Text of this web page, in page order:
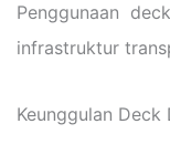
Penggunaan
infrastruktur
Keunggulan Deck